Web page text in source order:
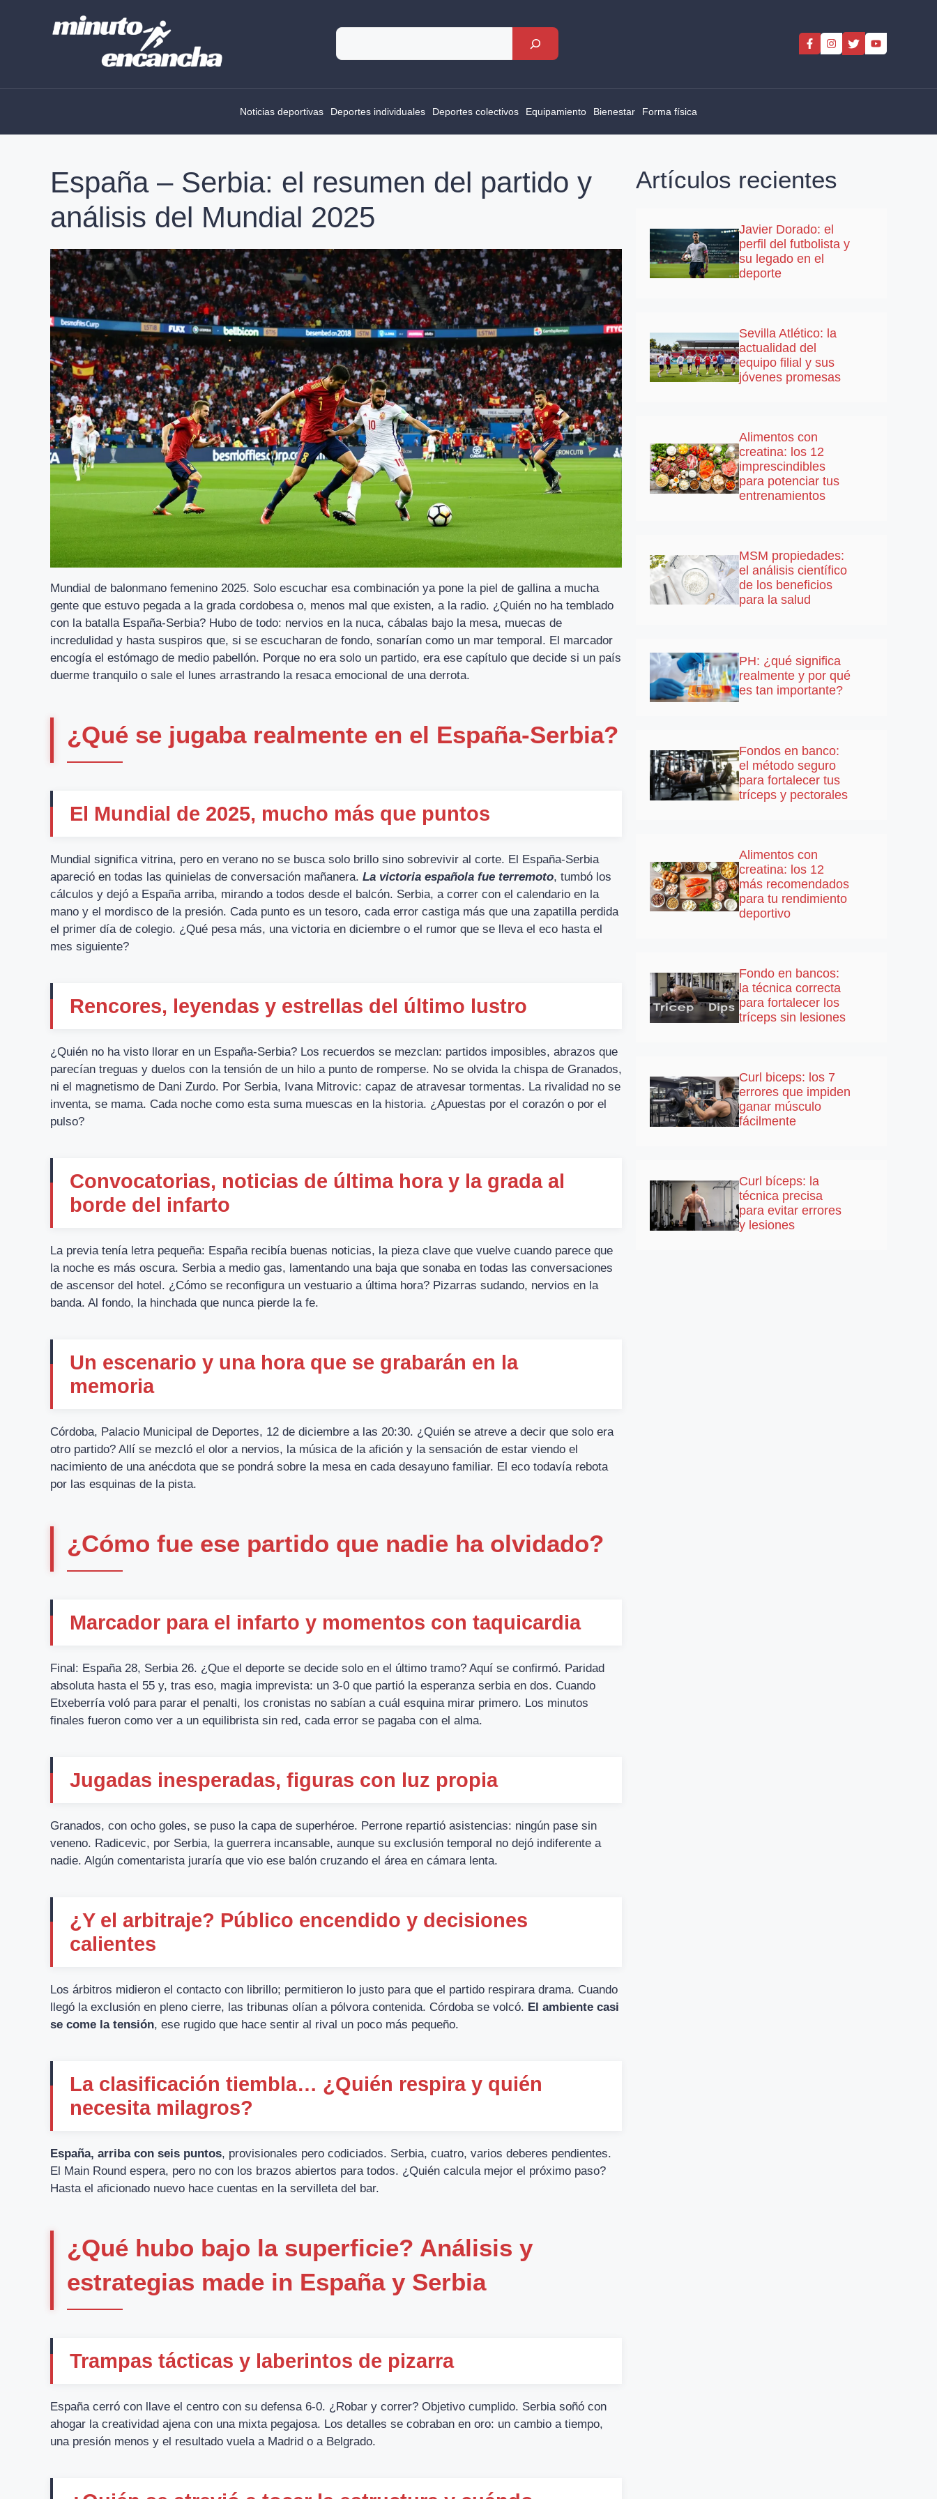
Rechercher
Noticias deportivas Deportes individuales Deportes colectivos Equipamiento Bienestar Forma física
España – Serbia: el resumen del partido y
análisis del Mundial 2025
Mundial de balonmano femenino 2025. Solo escuchar esa combinación ya pone la piel de gallina a mucha
gente que estuvo pegada a la grada cordobesa o, menos mal que existen, a la radio. ¿Quién no ha temblado
con la batalla España-Serbia? Hubo de todo: nervios en la nuca, cábalas bajo la mesa, muecas de
incredulidad y hasta suspiros que, si se escucharan de fondo, sonarían como un mar temporal. El marcador
encogía el estómago de medio pabellón. Porque no era solo un partido, era ese capítulo que decide si un país
duerme tranquilo o sale el lunes arrastrando la resaca emocional de una derrota.
¿Qué se jugaba realmente en el España-Serbia?
El Mundial de 2025, mucho más que puntos
Mundial significa vitrina, pero en verano no se busca solo brillo sino sobrevivir al corte. El España-Serbia
apareció en todas las quinielas de conversación mañanera. La victoria española fue terremoto, tumbó los
cálculos y dejó a España arriba, mirando a todos desde el balcón. Serbia, a correr con el calendario en la
mano y el mordisco de la presión. Cada punto es un tesoro, cada error castiga más que una zapatilla perdida
el primer día de colegio. ¿Qué pesa más, una victoria en diciembre o el rumor que se lleva el eco hasta el
mes siguiente?
Rencores, leyendas y estrellas del último lustro
¿Quién no ha visto llorar en un España-Serbia? Los recuerdos se mezclan: partidos imposibles, abrazos que
parecían treguas y duelos con la tensión de un hilo a punto de romperse. No se olvida la chispa de Granados,
ni el magnetismo de Dani Zurdo. Por Serbia, Ivana Mitrovic: capaz de atravesar tormentas. La rivalidad no se
inventa, se mama. Cada noche como esta suma muescas en la historia. ¿Apuestas por el corazón o por el
pulso?
Convocatorias, noticias de última hora y la grada al
borde del infarto
La previa tenía letra pequeña: España recibía buenas noticias, la pieza clave que vuelve cuando parece que
la noche es más oscura. Serbia a medio gas, lamentando una baja que sonaba en todas las conversaciones
de ascensor del hotel. ¿Cómo se reconfigura un vestuario a última hora? Pizarras sudando, nervios en la
banda. Al fondo, la hinchada que nunca pierde la fe.
Un escenario y una hora que se grabarán en la
memoria
Córdoba, Palacio Municipal de Deportes, 12 de diciembre a las 20:30. ¿Quién se atreve a decir que solo era
otro partido? Allí se mezcló el olor a nervios, la música de la afición y la sensación de estar viendo el
nacimiento de una anécdota que se pondrá sobre la mesa en cada desayuno familiar. El eco todavía rebota
por las esquinas de la pista.
¿Cómo fue ese partido que nadie ha olvidado?
Marcador para el infarto y momentos con taquicardia
Final: España 28, Serbia 26. ¿Que el deporte se decide solo en el último tramo? Aquí se confirmó. Paridad
absoluta hasta el 55 y, tras eso, magia imprevista: un 3-0 que partió la esperanza serbia en dos. Cuando
Etxeberría voló para parar el penalti, los cronistas no sabían a cuál esquina mirar primero. Los minutos
finales fueron como ver a un equilibrista sin red, cada error se pagaba con el alma.
Jugadas inesperadas, figuras con luz propia
Granados, con ocho goles, se puso la capa de superhéroe. Perrone repartió asistencias: ningún pase sin
veneno. Radicevic, por Serbia, la guerrera incansable, aunque su exclusión temporal no dejó indiferente a
nadie. Algún comentarista juraría que vio ese balón cruzando el área en cámara lenta.
¿Y el arbitraje? Público encendido y decisiones
calientes
Los árbitros midieron el contacto con librillo; permitieron lo justo para que el partido respirara drama. Cuando
llegó la exclusión en pleno cierre, las tribunas olían a pólvora contenida. Córdoba se volcó. El ambiente casi
se come la tensión, ese rugido que hace sentir al rival un poco más pequeño.
La clasificación tiembla… ¿Quién respira y quién
necesita milagros?
España, arriba con seis puntos, provisionales pero codiciados. Serbia, cuatro, varios deberes pendientes.
El Main Round espera, pero no con los brazos abiertos para todos. ¿Quién calcula mejor el próximo paso?
Hasta el aficionado nuevo hace cuentas en la servilleta del bar.
¿Qué hubo bajo la superficie? Análisis y
estrategias made in España y Serbia
Trampas tácticas y laberintos de pizarra
España cerró con llave el centro con su defensa 6-0. ¿Robar y correr? Objetivo cumplido. Serbia soñó con
ahogar la creatividad ajena con una mixta pegajosa. Los detalles se cobraban en oro: un cambio a tiempo,
una presión menos y el resultado vuela a Madrid o a Belgrado.
Artículos recientes
Javier Dorado: el
perfil del futbolista y
su legado en el
deporte
Sevilla Atlético: la
actualidad del
equipo filial y sus
jóvenes promesas
Alimentos con
creatina: los 12
imprescindibles
para potenciar tus
entrenamientos
MSM propiedades:
el análisis científico
de los beneficios
para la salud
PH: ¿qué significa
realmente y por qué
es tan importante?
Fondos en banco:
el método seguro
para fortalecer tus
tríceps y pectorales
Alimentos con
creatina: los 12
más recomendados
para tu rendimiento
deportivo
Fondo en bancos:
la técnica correcta
para fortalecer los
tríceps sin lesiones
Curl biceps: los 7
errores que impiden
ganar músculo
fácilmente
Curl bíceps: la
técnica precisa
para evitar errores
y lesiones